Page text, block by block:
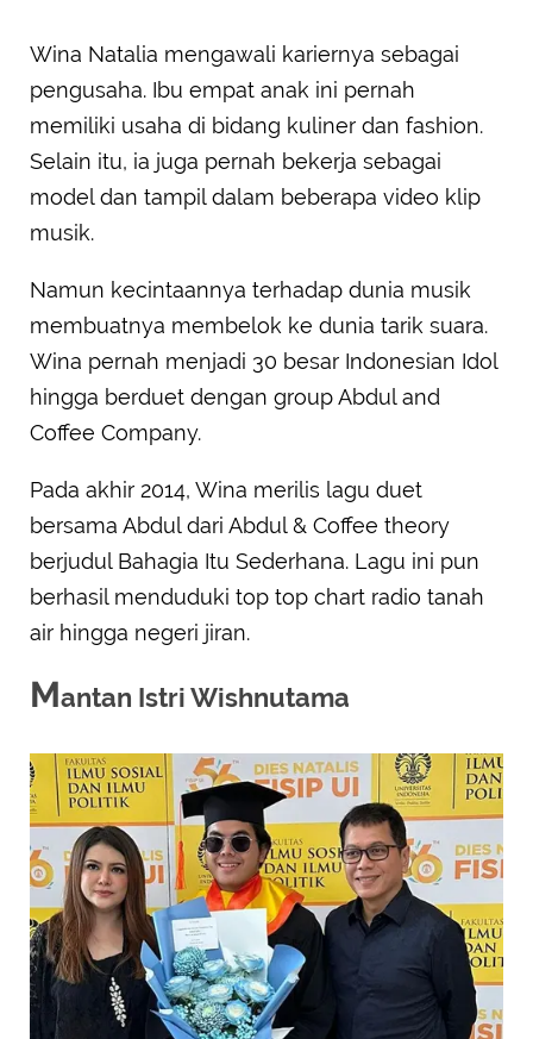
Wina Natalia mengawali kariernya sebagai
pengusaha. Ibu empat anak ini pernah
memiliki usaha di bidang kuliner dan fashion.
Selain itu, ia juga pernah bekerja sebagai
model dan tampil dalam beberapa video klip
musik.
Namun kecintaannya terhadap dunia musik
membuatnya membelok ke dunia tarik suara.
Wina pernah menjadi 30 besar Indonesian Idol
hingga berduet dengan group Abdul and
Coffee Company.
Pada akhir 2014, Wina merilis lagu duet
bersama Abdul dari Abdul & Coffee theory
berjudul Bahagia Itu Sederhana. Lagu ini pun
berhasil menduduki top top chart radio tanah
air hingga negeri jiran.
Mantan Istri Wishnutama